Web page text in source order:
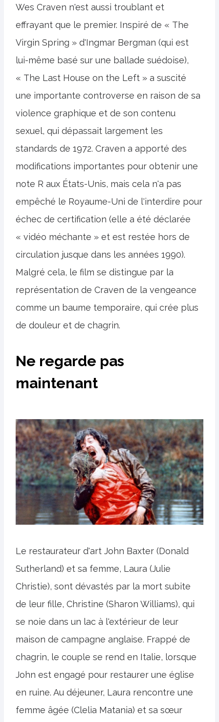
Wes Craven n'est aussi troublant et
effrayant que le premier. Inspiré de « The
Virgin Spring » d'Ingmar Bergman (qui est
lui-même basé sur une ballade suédoise),
« The Last House on the Left » a suscité
une importante controverse en raison de sa
violence graphique et de son contenu
sexuel, qui dépassait largement les
standards de 1972. Craven a apporté des
modifications importantes pour obtenir une
note R aux États-Unis, mais cela n'a pas
empêché le Royaume-Uni de l'interdire pour
échec de certification (elle a été déclarée
« vidéo méchante » et est restée hors de
circulation jusque dans les années 1990).
Malgré cela, le film se distingue par la
représentation de Craven de la vengeance
comme un baume temporaire, qui crée plus
de douleur et de chagrin.
Ne regarde pas
maintenant
Le restaurateur d'art John Baxter (Donald
Sutherland) et sa femme, Laura (Julie
Christie), sont dévastés par la mort subite
de leur fille, Christine (Sharon Williams), qui
se noie dans un lac à l'extérieur de leur
maison de campagne anglaise. Frappé de
chagrin, le couple se rend en Italie, lorsque
John est engagé pour restaurer une église
en ruine. Au déjeuner, Laura rencontre une
femme âgée (Clelia Matania) et sa sœur